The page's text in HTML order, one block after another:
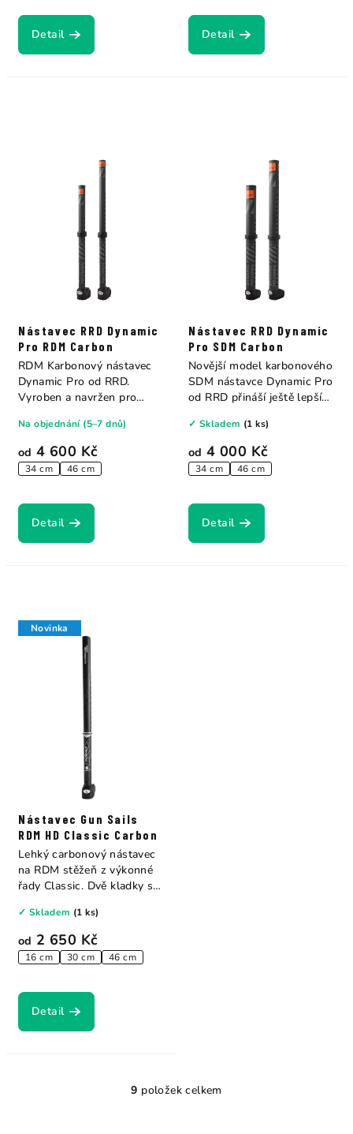
Detail Detail
Nástavec RRD Dynamic
Pro RDM Carbon
od 4 600 Kč
34 cm 46 cm
Na objednání (5–7 dnů)
Detail
RDM Karbonový nástavec
Dynamic Pro od RRD.
Vyroben a navržen pro
Nástavec RRD Dynamic
Pro SDM Carbon
od 4 000 Kč
34 cm 46 cm
✓ Skladem (1 ks)
Detail
Novější model karbonového
SDM nástavce Dynamic Pro
od RRD přináší ještě lepší
Novinka
Nástavec Gun Sails
RDM HD Classic Carbon
od 2 650 Kč
16 cm 30 cm 46 cm
✓ Skladem (1 ks)
Detail
Lehký carbonový nástavec
na RDM stěžeň z výkonné
řady Classic. Dvě kladky s
O
9 položek celkem